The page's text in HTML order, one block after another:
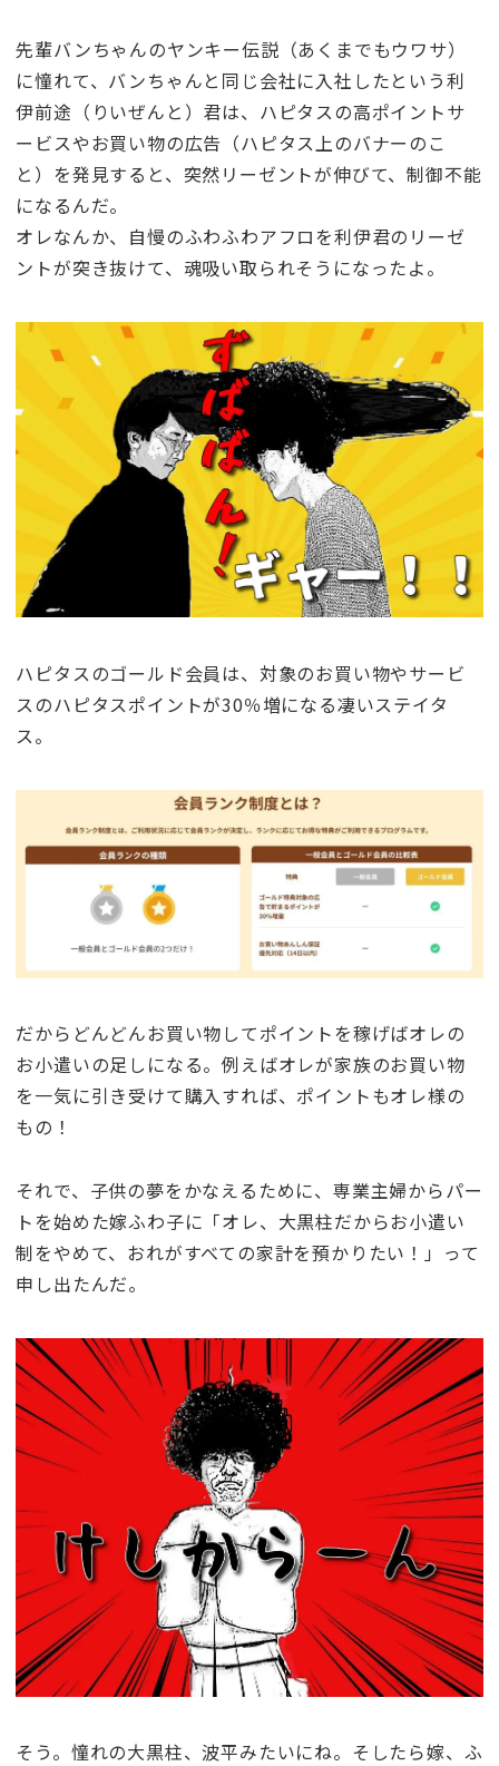
先輩バンちゃんのヤンキー伝説（あくまでもウワサ）
に憧れて、バンちゃんと同じ会社に入社したという利
伊前途（りいぜんと）君は、ハピタスの高ポイントサ
ービスやお買い物の広告（ハピタス上のバナーのこ
と）を発見すると、突然リーゼントが伸びて、制御不能
になるんだ。
オレなんか、自慢のふわふわアフロを利伊君のリーゼ
ントが突き抜けて、魂吸い取られそうになったよ。
ハピタスのゴールド会員は、対象のお買い物やサービ
スのハピタスポイントが30％増になる凄いステイタ
ス。
だからどんどんお買い物してポイントを稼げばオレの
お小遣いの足しになる。例えばオレが家族のお買い物
を一気に引き受けて購入すれば、ポイントもオレ様の
もの！
それで、子供の夢をかなえるために、専業主婦からパー
トを始めた嫁ふわ子に「オレ、大黒柱だからお小遣い
制をやめて、おれがすべての家計を預かりたい！」って
申し出たんだ。
そう。憧れの大黒柱、波平みたいにね。そしたら嫁、ふ